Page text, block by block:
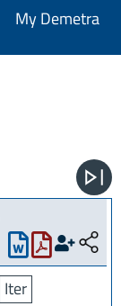
My Demetra
Iter